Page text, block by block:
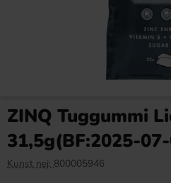
ZINQ Tuggummi
31,5g(BF:2025-
Kunst nej: 800005946